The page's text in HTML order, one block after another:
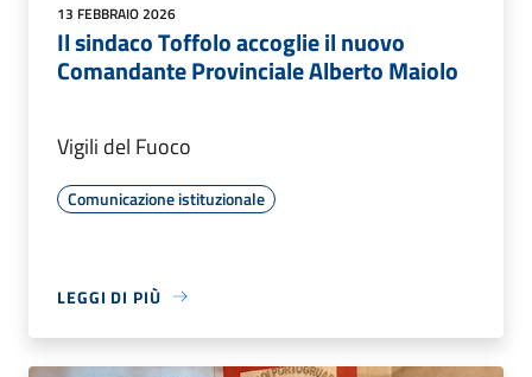
13 FEBBRAIO 2026
Il sindaco Toffolo accoglie il nuovo
Comandante Provinciale Alberto Maiolo
Vigili del Fuoco
Comunicazione istituzionale
LEGGI DI PIÙ